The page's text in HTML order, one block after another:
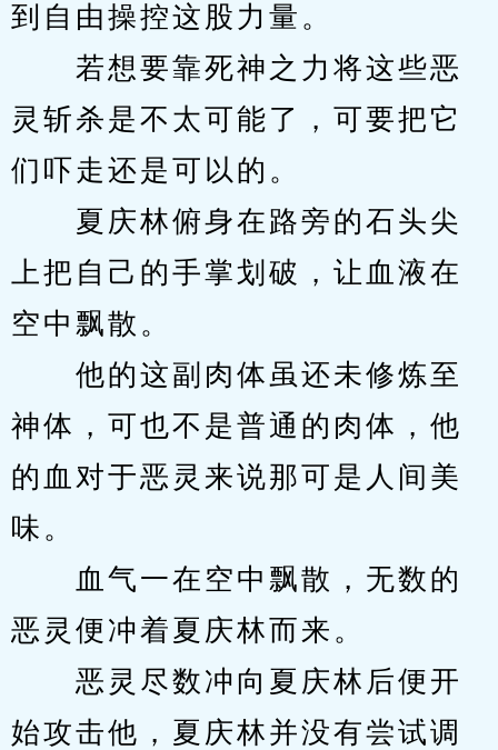
到自由操控这股力量。
若想要靠死神之力将这些恶
灵斩杀是不太可能了，可要把它
们吓走还是可以的。
夏庆林俯身在路旁的石头尖
上把自己的手掌划破，让血液在
空中飘散。
他的这副肉体虽还未修炼至
神体，可也不是普通的肉体，他
的血对于恶灵来说那可是人间美
味。
血气一在空中飘散，无数的
恶灵便冲着夏庆林而来。
恶灵尽数冲向夏庆林后便开
始攻击他，夏庆林并没有尝试调